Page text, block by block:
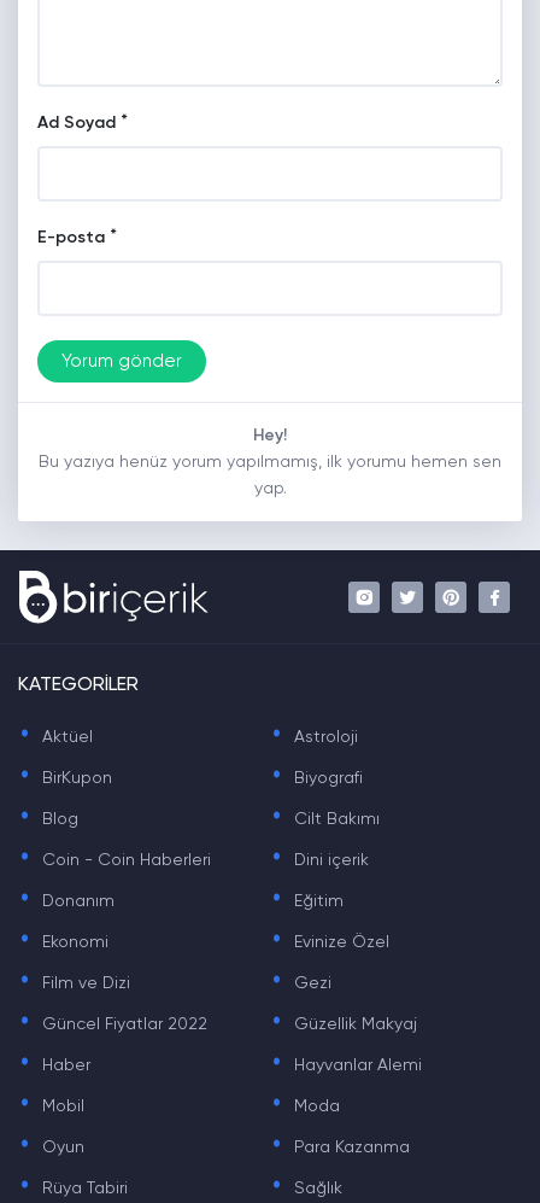
Ad Soyad *
E-posta *
Hey!
Bu yazıya henüz yorum yapılmamış, ilk yorumu hemen sen
yap.
KATEGORİLER
. Aktüel . Astroloji
. BirKupon . Biyografi
. Blog . Cilt Bakımı
. Coin - Coin Haberleri . Dini içerik
. Donanım . Eğitim
. Ekonomi . Evinize Özel
. Film ve Dizi . Gezi
. Güncel Fiyatlar 2022 . Güzellik Makyaj
. Haber . Hayvanlar Alemi
. Mobil . Moda
. Oyun . Para Kazanma
. Rüya Tabiri . Sağlık